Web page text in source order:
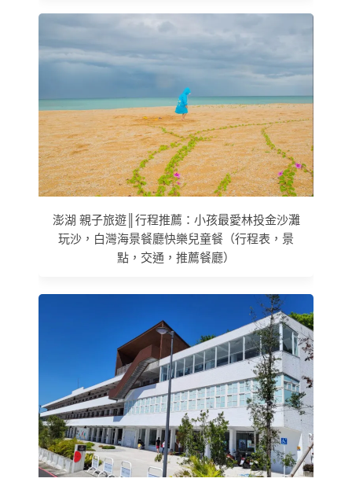
澎湖 親子旅遊║行程推薦：小孩最愛林投金沙灘
玩沙，白灣海景餐廳快樂兒童餐（行程表，景
點，交通，推薦餐廳）